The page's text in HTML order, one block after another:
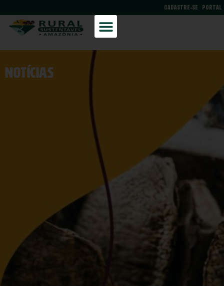
PORTAL
CADASTRE-SE
NOtícias